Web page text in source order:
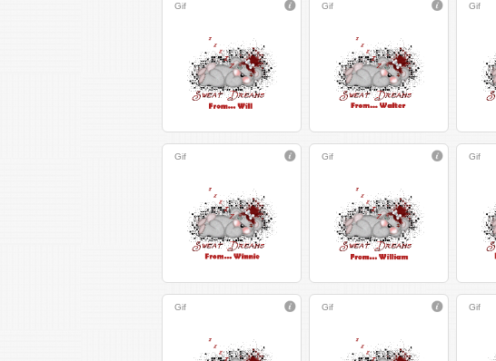
Gif Gif Gif
Gif Gif Gif
Gif Gif Gif